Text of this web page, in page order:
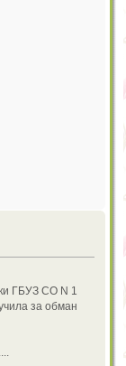
ГБУЗ СО N 1
за обман